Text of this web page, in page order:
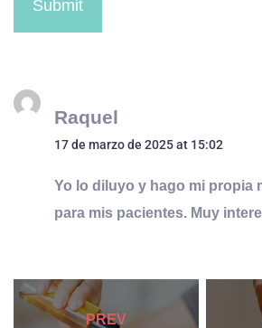
Submit
Raquel
17 de marzo de 2025 at 15:02
Yo lo diluyo y hago mi propia
para mis pacientes. Muy
PREV